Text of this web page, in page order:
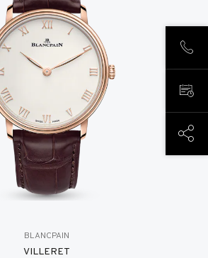
BLANCPAIN
VILLERET